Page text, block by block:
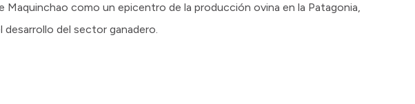
Maquinchao como un epicentro de la producción ovina en la Patagonia,
del sector ganadero.